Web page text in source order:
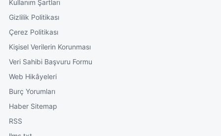
Kullanım Şartları
Gizlilik Politikası
Çerez Politikası
Kişisel Verilerin Korunması
Veri Sahibi Başvuru Formu
Web Hikâyeleri
Burç Yorumları
Haber Sitemap
RSS